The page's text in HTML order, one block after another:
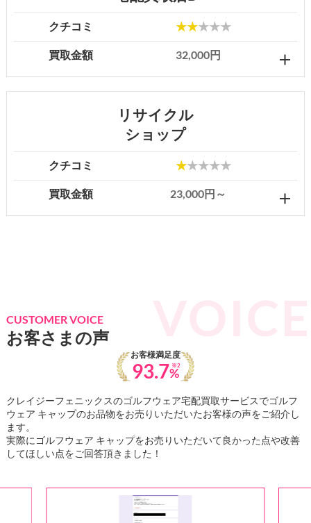
クチコミ ★★★★★
買取金額 32,000円
リサイクル
ショップ
クチコミ ★★★★★
買取金額 23,000円～
CUSTOMER VOICE
お客さまの声
お客様満足度
93.7 ※2
%
クレイジーフェニックスのゴルフウェア宅配買取サービスでゴルフ
ウェア キャップのお品物をお売りいただいたお客様の声をご紹介し
ます。
実際にゴルフウェア キャップをお売りいただいて良かった点や改善
してほしい点をご回答頂きました！